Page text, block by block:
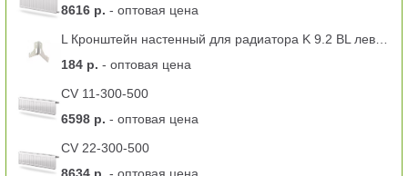
8616 р. - оптовая цена
184 р. - оптовая цена
CV 11-300-500
6598 р. - оптовая цена
CV 22-300-500